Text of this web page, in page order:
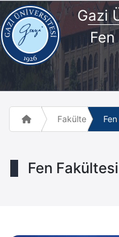
Gazi
Fakülte ve
Fen Fakültesi